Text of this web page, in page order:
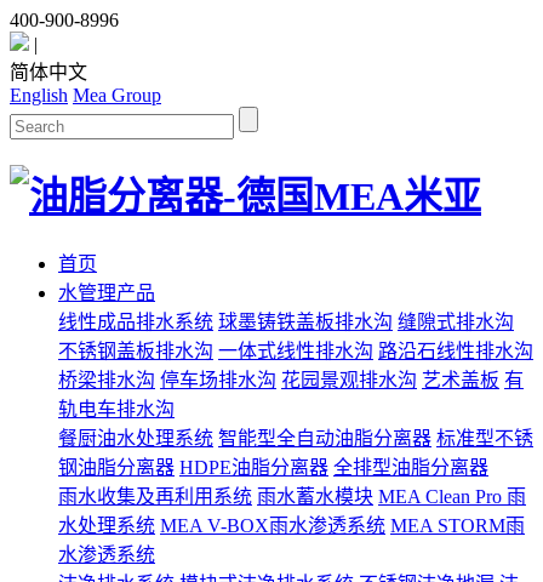
400-900-8996
|
简体中文
English Mea Group
首页
水管理产品
线性成品排水系统 球墨铸铁盖板排水沟 缝隙式排水沟
不锈钢盖板排水沟 一体式线性排水沟 路沿石线性排水沟
桥梁排水沟 停车场排水沟 花园景观排水沟 艺术盖板 有
轨电车排水沟
餐厨油水处理系统 智能型全自动油脂分离器 标准型不锈
钢油脂分离器 HDPE油脂分离器 全排型油脂分离器
雨水收集及再利用系统 雨水蓄水模块 MEA Clean Pro 雨
水处理系统 MEA V-BOX雨水渗透系统 MEA STORM雨
水渗透系统